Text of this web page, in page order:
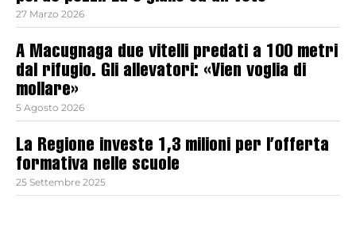
27 Marzo 2026
A Macugnaga due vitelli predati a 100 metri
dal rifugio. Gli allevatori: «Vien voglia di
mollare»
5 Agosto 2026
La Regione investe 1,3 milioni per l’offerta
formativa nelle scuole
25 Settembre 2025